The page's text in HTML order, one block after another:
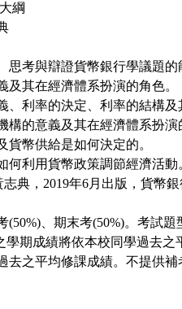
綱
思考與辯證貨幣銀行學議題的
及其在經濟體系扮演的角色。
、利率的決定、利率的結構及
構的意義及其在經濟體系扮演
貨幣供給是如何決定的。
何利用貨幣政策調節經濟活動
典，2019年6月出版，貨幣
(50%)、期末考(50%)。考試
學期成績將依本校同學過去
去之平均修課成績。不提供